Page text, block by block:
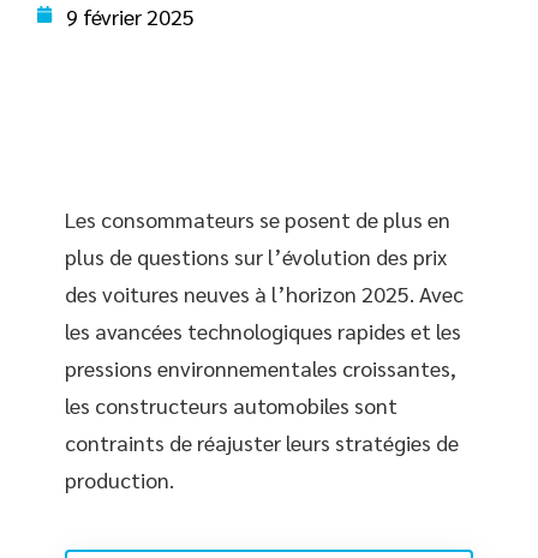
9 février 2025
Les consommateurs se posent de plus en
plus de questions sur l’évolution des prix
des voitures neuves à l’horizon 2025. Avec
les avancées technologiques rapides et les
pressions environnementales croissantes,
les constructeurs automobiles sont
contraints de réajuster leurs stratégies de
production.